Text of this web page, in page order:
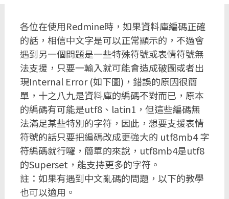
各位在使用Redmine時，如果資料庫編碼正確
的話，相信中文字是可以正常顯示的，不過會
遇到另一個問題是一些特殊符號或表情符號無
法支援，只要一輸入就可能會造成破圖或者出
現Internal Error (如下圖)，錯誤的原因很簡
單，十之八九是資料庫的編碼不對而已，原本
的編碼有可能是utf8、latin1，但這些編碼無
法滿足某些特別的字符，因此，想要支援表情
符號的話只要把編碼改成更強大的 utf8mb4 字
符編碼就行囉，簡單的來說，utf8mb4是utf8
的Superset，能支持更多的字符。
註：如果有遇到中文亂碼的問題，以下的教學
也可以適用。